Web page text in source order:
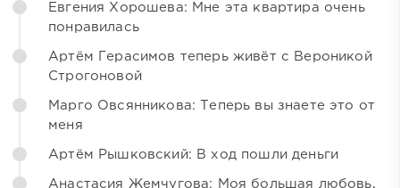
Евгения Хорошева: Мне эта квартира очень
понравилась
Артём Герасимов теперь живёт с Вероникой
Строгоновой
Марго Овсянникова: Теперь вы знаете это от
меня
Артём Рышковский: В ход пошли деньги
Анастасия Жемчугова: Моя большая любовь,